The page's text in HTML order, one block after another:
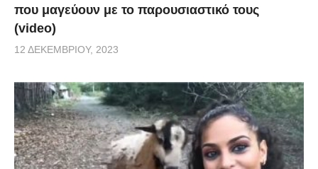
που μαγεύουν με το παρουσιαστικό τους
(video)
12 ΔΕΚΕΜΒΡΊΟΥ, 2023